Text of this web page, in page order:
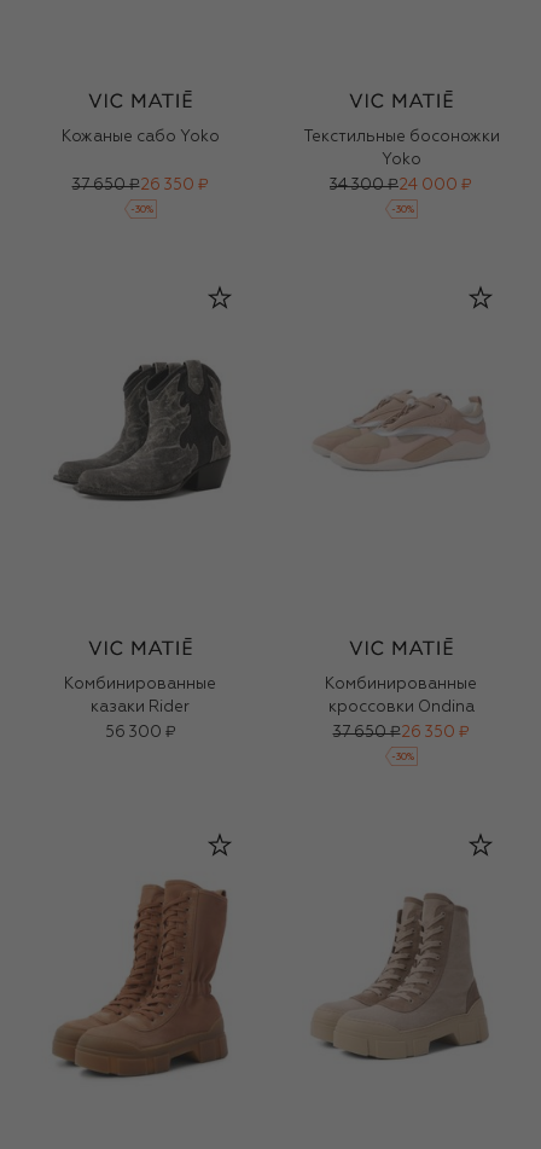
Кожаные сабо Yoko
37 650 ₽26 350 ₽
-30%
Текстильные босоножки
Yoko
34 300 ₽24 000 ₽
-30%
Комбинированные
казаки Rider
56 300 ₽
Комбинированные
кроссовки Ondina
37 650 ₽26 350 ₽
-30%